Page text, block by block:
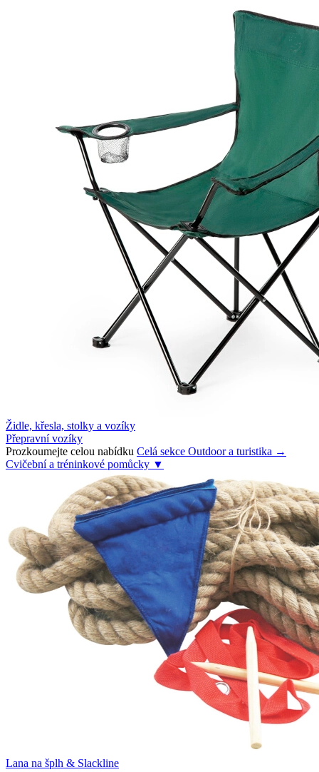
Židle, křesla, stolky a vozíky
Přepravní vozíky
Prozkoumejte celou nabídku Celá sekce Outdoor a turistika →
Cvičební a tréninkové pomůcky ▼
Lana na šplh & Slackline